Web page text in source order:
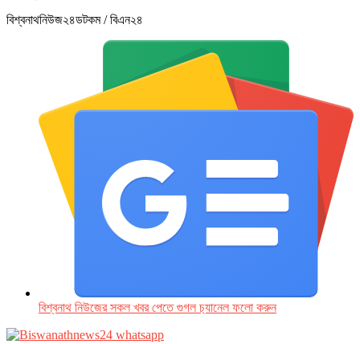
বিশ্বনাথনিউজ২৪ডটকম / বিএন২৪
বিশ্বনাথ নিউজের সকল খবর পেতে গুগল চ‌্যানেল ফলো করুন